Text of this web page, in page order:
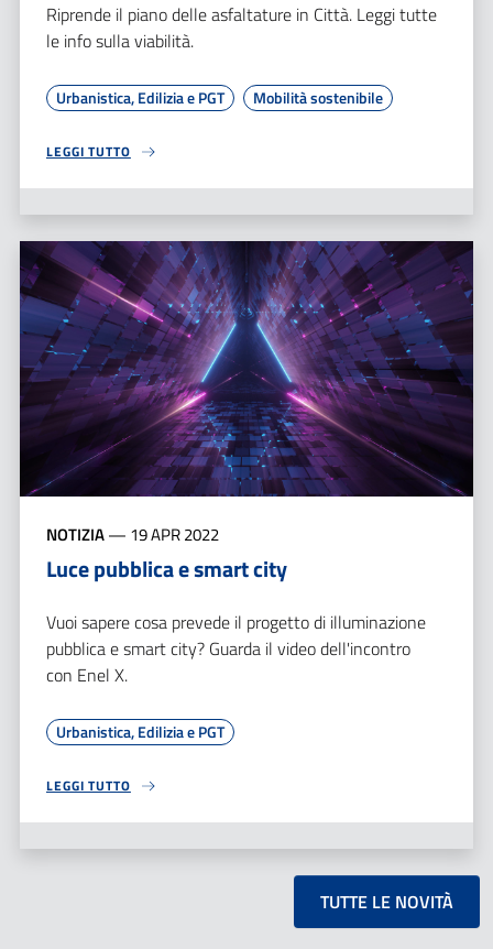
Riprende il piano delle asfaltature in Città. Leggi tutte
le info sulla viabilità.
Urbanistica, Edilizia e PGT Mobilità sostenibile
LEGGI TUTTO
NOTIZIA— 19 APR 2022
Luce pubblica e smart city
Vuoi sapere cosa prevede il progetto di illuminazione
pubblica e smart city? Guarda il video dell'incontro
con Enel X.
Urbanistica, Edilizia e PGT
LEGGI TUTTO
TUTTE LE NOVITÀ